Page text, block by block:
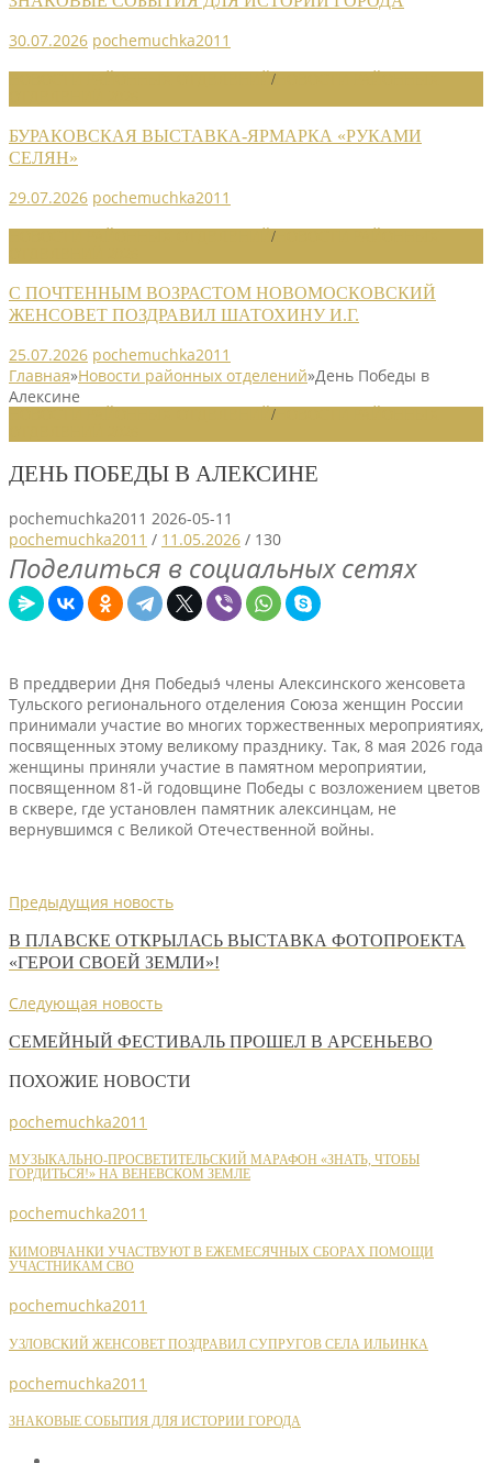
30.07.2026 pochemuchka2011
/
БУРАКОВСКАЯ ВЫСТАВКА-ЯРМАРКА «РУКАМИ
СЕЛЯН»
29.07.2026 pochemuchka2011
/
С ПОЧТЕННЫМ ВОЗРАСТОМ НОВОМОСКОВСКИЙ
ЖЕНСОВЕТ ПОЗДРАВИЛ ШАТОХИНУ И.Г.
25.07.2026 pochemuchka2011
Главная»Новости районных отделений»День Победы в
Алексине
/
ДЕНЬ ПОБЕДЫ В АЛЕКСИНЕ
pochemuchka2011 2026-05-11
pochemuchka2011 / 11.05.2026 / 130
Поделиться в социальных сетях
В преддверии Дня Победыэ́ члены Алексинского женсовета
Тульского регионального отделения Союза женщин России
принимали участие во многих торжественных мероприятиях,
посвященных этому великому празднику. Так, 8 мая 2026 года
женщины приняли участие в памятном мероприятии,
посвященном 81-й годовщине Победы с возложением цветов
в сквере, где установлен памятник алексинцам, не
вернувшимся с Великой Отечественной войны.
Предыдущия новость
В ПЛАВСКЕ ОТКРЫЛАСЬ ВЫСТАВКА ФОТОПРОЕКТА
«ГЕРОИ СВОЕЙ ЗЕМЛИ»!
Следующая новость
СЕМЕЙНЫЙ ФЕСТИВАЛЬ ПРОШЕЛ В АРСЕНЬЕВО
ПОХОЖИЕ НОВОСТИ
pochemuchka2011
МУЗЫКАЛЬНО-ПРОСВЕТИТЕЛЬСКИЙ МАРАФОН «ЗНАТЬ, ЧТОБЫ
ГОРДИТЬСЯ!» НА ВЕНЕВСКОМ ЗЕМЛЕ
pochemuchka2011
КИМОВЧАНКИ УЧАСТВУЮТ В ЕЖЕМЕСЯЧНЫХ СБОРАХ ПОМОЩИ
УЧАСТНИКАМ СВО
pochemuchka2011
УЗЛОВСКИЙ ЖЕНСОВЕТ ПОЗДРАВИЛ СУПРУГОВ СЕЛА ИЛЬИНКА
pochemuchka2011
ЗНАКОВЫЕ СОБЫТИЯ ДЛЯ ИСТОРИИ ГОРОДА